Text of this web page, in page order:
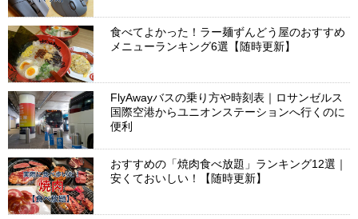
食べてよかった！ラー麺ずんどう屋のおすすめ
メニューランキング6選【随時更新】
FlyAwayバスの乗り方や時刻表｜ロサンゼルス
国際空港からユニオンステーションへ行くのに
便利
おすすめの「焼肉食べ放題」ランキング12選｜
安くておいしい！【随時更新】